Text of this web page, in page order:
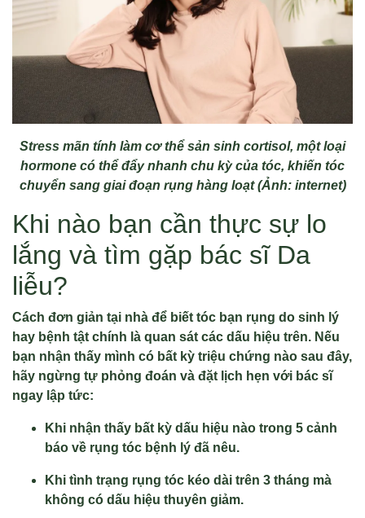
Stress mãn tính làm cơ thể sản sinh cortisol, một loại
hormone có thể đẩy nhanh chu kỳ của tóc, khiến tóc
chuyển sang giai đoạn rụng hàng loạt (Ảnh: internet)
Khi nào bạn cần thực sự lo
lắng và tìm gặp bác sĩ Da
liễu?
Cách đơn giản tại nhà để biết tóc bạn rụng do sinh lý
hay bệnh tật chính là quan sát các dấu hiệu trên. Nếu
bạn nhận thấy mình có bất kỳ triệu chứng nào sau đây,
hãy ngừng tự phỏng đoán và đặt lịch hẹn với bác sĩ
ngay lập tức:
Khi nhận thấy bất kỳ dấu hiệu nào trong 5 cảnh
báo về rụng tóc bệnh lý đã nêu.
Khi tình trạng rụng tóc kéo dài trên 3 tháng mà
không có dấu hiệu thuyên giảm.